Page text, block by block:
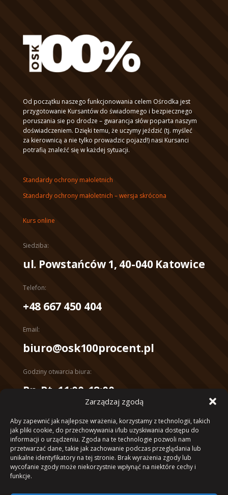
Zarządzaj zgodą
Aby zapewnić jak najlepsze wrażenia, korzystamy z technologii, takich
jak pliki cookie, do przechowywania i/lub uzyskiwania dostępu do
informacji o urządzeniu. Zgoda na te technologie pozwoli nam
przetwarzać dane, takie jak zachowanie podczas przeglądania lub
unikalne identyfikatory na tej stronie. Brak wyrażenia zgody lub
wycofanie zgody może niekorzystnie wpłynąć na niektóre cechy i
funkcje.
Od początku naszego funkcjonowania celem Ośrodka jest
przygotowanie Kursantów do świadomego i bezpiecznego
poruszania sie po drodze – gwarancja słów poparta naszym
doświadczeniem. Dzięki temu, że uczymy jeździć (tj. myśleć
za kierownicą a nie tylko prowadzic pojazd!) nasi Kursanci
potrafią znaleźć się w każdej sytuacji.
Standardy ochrony małoletnich
Standardy ochrony małoletnich – wersja skrócona
Kurs online
Siedziba:
ul. Powstańców 1, 40-040 Katowice
Telefon:
+48 667 450 404
Email:
biuro@osk100procent.pl
Godziny otwarcia biura:
Pn-Pt, 11:00-18:00
mBank 10 1140 2017 0000 4102
1053 4040